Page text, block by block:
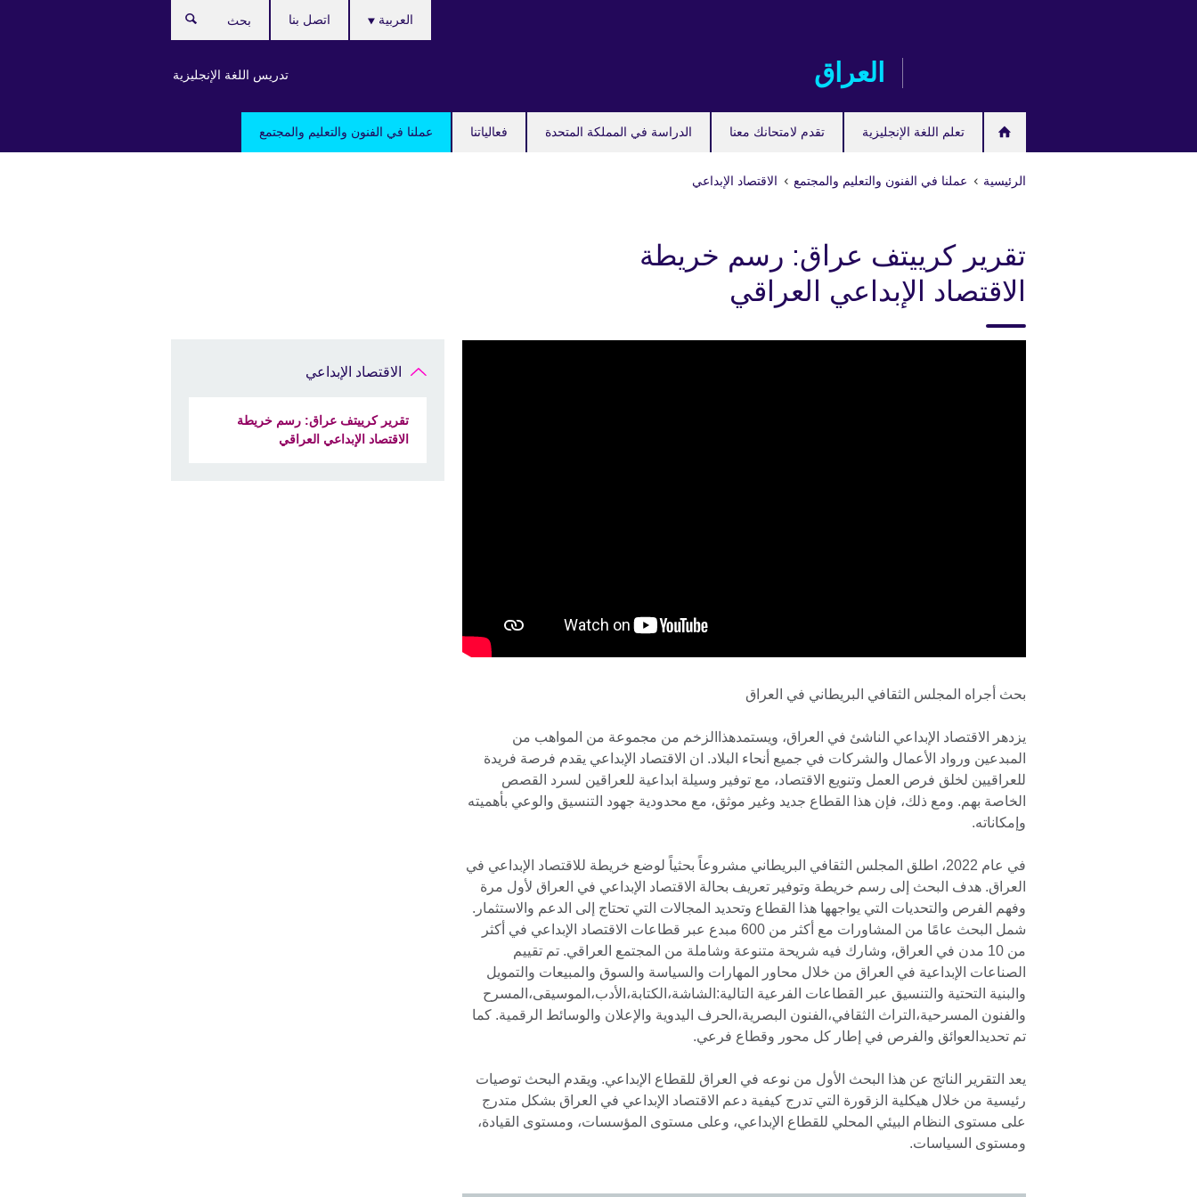
العراق
تعلم اللغة الإنجليزية تقدم لامتحانك معنا الدراسة في المملكة المتحدة فعالياتنا عملنا في الفنون والتعليم والمجتمع
العربية
تدريس اللغة الإنجليزية
اتصل بنا
الرئيسية عملنا في الفنون والتعليم والمجتمع الاقتصاد الإبداعي
تقرير كرييتف عراق: رسم خريطة
الاقتصاد الإبداعي العراقي
بحث أجراه المجلس الثقافي البريطاني في العراق
يزدهر الاقتصاد الإبداعي الناشئ في العراق، ويستمدهذاالزخم من مجموعة من المواهب من
المبدعين ورواد الأعمال والشركات في جميع أنحاء البلاد. ان الاقتصاد الإبداعي يقدم فرصة فريدة
للعراقيين لخلق فرص العمل وتنويع الاقتصاد، مع توفير وسيلة ابداعية للعراقين لسرد القصص
الخاصة بهم. ومع ذلك، فإن هذا القطاع جديد وغير موثق، مع محدودية جهود التنسيق والوعي بأهميته
وإمكاناته.
في عام 2022، اطلق المجلس الثقافي البريطاني مشروعاً بحثياً لوضع خريطة للاقتصاد الإبداعي في
العراق. هدف البحث إلى رسم خريطة وتوفير تعريف بحالة الاقتصاد الإبداعي في العراق لأول مرة
وفهم الفرص والتحديات التي يواجهها هذا القطاع وتحديد المجالات التي تحتاج إلى الدعم والاستثمار.
شمل البحث عامًا من المشاورات مع أكثر من 600 مبدع عبر قطاعات الاقتصاد الإبداعي في أكثر
من 10 مدن في العراق، وشارك فيه شريحة متنوعة وشاملة من المجتمع العراقي. تم تقييم
الصناعات الإبداعية في العراق من خلال محاور المهارات والسياسة والسوق والمبيعات والتمويل
والبنية التحتية والتنسيق عبر القطاعات الفرعية التالية:الشاشة،الكتابة،الأدب،الموسيقى،المسرح
والفنون المسرحية،التراث الثقافي،الفنون البصرية،الحرف اليدوية والإعلان والوسائط الرقمية. كما
تم تحديدالعوائق والفرص في إطار كل محور وقطاع فرعي.
يعد التقرير الناتج عن هذا البحث الأول من نوعه في العراق للقطاع الإبداعي. ويقدم البحث توصيات
رئيسية من خلال هيكلية الزقورة التي تدرج كيفية دعم الاقتصاد الإبداعي في العراق بشكل متدرج
على مستوى النظام البيئي المحلي للقطاع الإبداعي، وعلى مستوى المؤسسات، ومستوى القيادة،
ومستوى السياسات.
الاقتصاد الإبداعي
تقرير كرييتف عراق: رسم خريطة
الاقتصاد الإبداعي العراقي